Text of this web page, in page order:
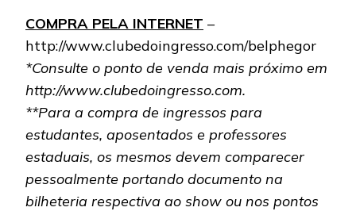
COMPRA PELA INTERNET –
http://www.clubedoingresso.com/belphegor
*Consulte o ponto de venda mais próximo em
http://www.clubedoingresso.com.
**Para a compra de ingressos para
estudantes, aposentados e professores
estaduais, os mesmos devem comparecer
pessoalmente portando documento na
bilheteria respectiva ao show ou nos pontos